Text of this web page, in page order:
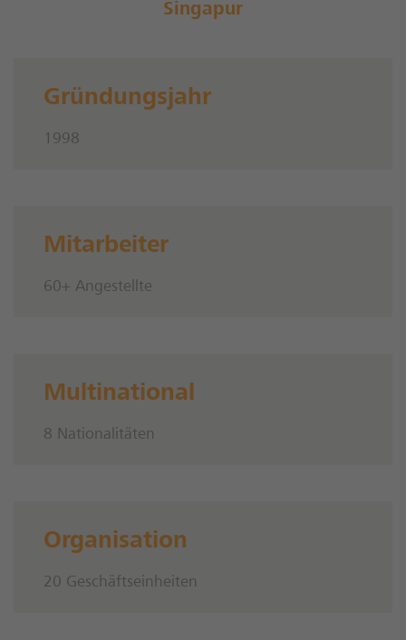
Singapur
Gründungsjahr
1998
Mitarbeiter
60+ Angestellte
Multinational
8 Nationalitäten
Organisation
20 Geschäftseinheiten